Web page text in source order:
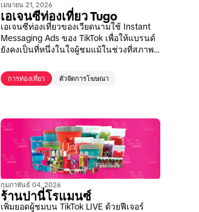
เมษายน 21, 2026
เอเจนซีท่องเที่ยว Tugo
เอเจนซีท่องเที่ยวของเวียดนามใช้ Instant
Messaging Ads ของ TikTok เพื่อให้แบรนด์
ยังคงเป็นที่หนึ่งในใจผู้ชมแม้ในช่วงที่สภาพ
การท่องเที่ยว ตัวจัดการโฆษณา
กุมภาพันธ์ 04, 2026
ร้านปานี่โรแมนซ์
เพิ่มยอดผู้ชมบน TikTok LIVE ด้วยฟีเจอร์